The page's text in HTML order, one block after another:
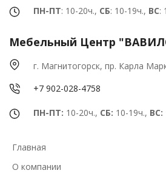
ПН-ПТ: 10-20ч., СБ: 10-19ч., ВС:
Мебельный Центр
г. Магнитогорск, пр. Карла
+7 902-028-4758
ПН-ПТ: 10-20ч., СБ: 10-19ч., ВС:
Главная
О компании